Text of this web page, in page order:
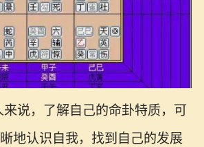
说，了解自己的命卦特质，可
地认识自我，找到自己的发展